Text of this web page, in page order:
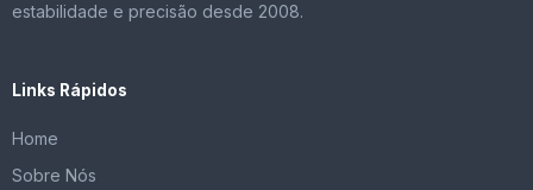
estabilidade e precisão desde 2008.
Links Rápidos
Home
Sobre Nós